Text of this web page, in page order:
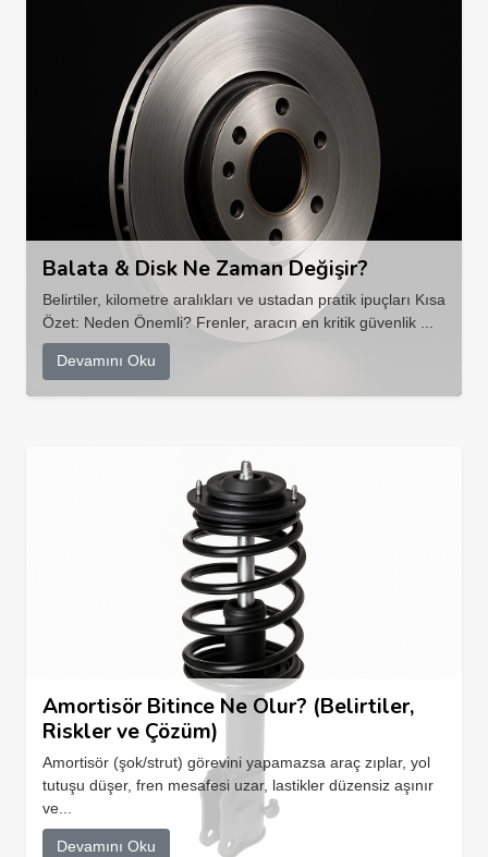
Balata & Disk Ne Zaman Değişir?
Belirtiler, kilometre aralıkları ve ustadan pratik ipuçları Kısa
Özet: Neden Önemli? Frenler, aracın en kritik güvenlik ...
Devamını Oku
Amortisör Bitince Ne Olur? (Belirtiler,
Riskler ve Çözüm)
Amortisör (şok/strut) görevini yapamazsa araç zıplar, yol
tutuşu düşer, fren mesafesi uzar, lastikler düzensiz aşınır
ve...
Devamını Oku